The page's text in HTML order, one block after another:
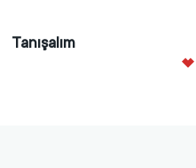
Tanışalım